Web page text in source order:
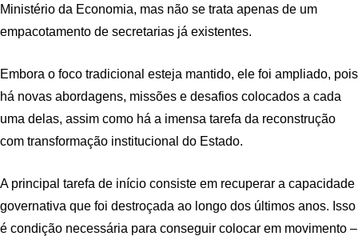
Ministério da Economia, mas não se trata apenas de um
empacotamento de secretarias já existentes.
Embora o foco tradicional esteja mantido, ele foi ampliado, pois
há novas abordagens, missões e desafios colocados a cada
uma delas, assim como há a imensa tarefa da reconstrução
com transformação institucional do Estado.
A principal tarefa de início consiste em recuperar a capacidade
governativa que foi destroçada ao longo dos últimos anos. Isso
é condição necessária para conseguir colocar em movimento –